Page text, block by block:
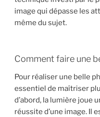
image qui dépasse les
même du sujet.
Comment faire une
Pour réaliser une belle
essentiel de maîtriser
d’abord, la lumière joue
réussite d’une image. Il